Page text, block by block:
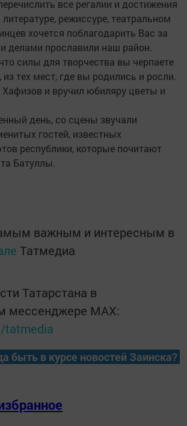
все регалии и достижения
литературе, режиссуре, театральном
хочется поблагодарить Вас за
делами прославили наш район.
силы для творчества вы черпаете
тех мест, где вы родились и росли.
и вручил юбиляру цветы и
день, со сцены звучали
гостей, известных
республики, которые почитают
Батуллы.
важным и интересным в
Татмедиа
Татарстана в
мессенджере MАХ:
tatmedia
быть в курсе новостей Заинска?